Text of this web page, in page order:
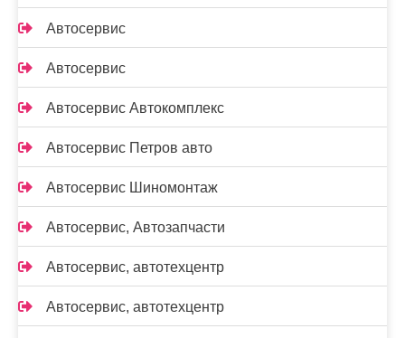
Автосервис
Автосервис
Автосервис Автокомплекс
Автосервис Петров авто
Автосервис Шиномонтаж
Автосервис, Автозапчасти
Автосервис, автотехцентр
Автосервис, автотехцентр